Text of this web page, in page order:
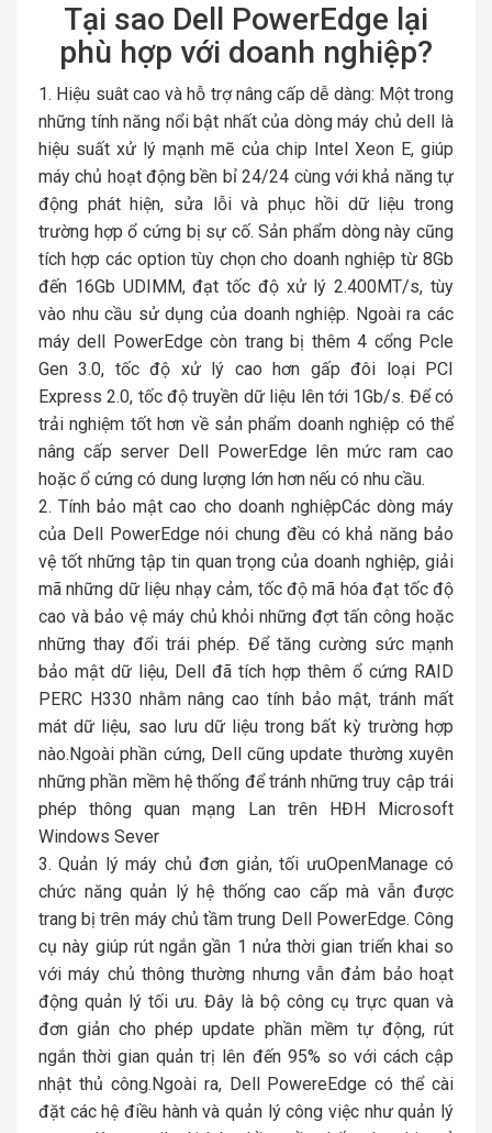
Tại sao Dell PowerEdge lại
phù hợp với doanh nghiệp?
Hiệu suât cao và hỗ trợ nâng cấp dễ dàng: Một trong
những tính năng nổi bật nhất của dòng máy chủ dell là
hiệu suất xử lý mạnh mẽ của chip Intel Xeon E, giúp
máy chủ hoạt động bền bỉ 24/24 cùng với khả năng tự
động phát hiện, sửa lỗi và phục hồi dữ liệu trong
trường hợp ổ cứng bị sự cố. Sản phẩm dòng này cũng
tích hợp các option tùy chọn cho doanh nghiệp từ 8Gb
đến 16Gb UDIMM, đạt tốc độ xử lý 2.400MT/s, tùy
vào nhu cầu sử dụng của doanh nghiệp. Ngoài ra các
máy dell PowerEdge còn trang bị thêm 4 cổng Pcle
Gen 3.0, tốc độ xử lý cao hơn gấp đôi loại PCI
Express 2.0, tốc độ truyền dữ liệu lên tới 1Gb/s. Để có
trải nghiệm tốt hơn về sản phẩm doanh nghiệp có thể
nâng cấp server Dell PowerEdge lên mức ram cao
hoặc ổ cứng có dung lượng lớn hơn nếu có nhu cầu.
Tính bảo mật cao cho doanh nghiệpCác dòng máy
của Dell PowerEdge nói chung đều có khả năng bảo
vệ tốt những tập tin quan trọng của doanh nghiệp, giải
mã những dữ liệu nhạy cảm, tốc độ mã hóa đạt tốc độ
cao và bảo vệ máy chủ khỏi những đợt tấn công hoặc
những thay đổi trái phép. Để tăng cường sức mạnh
bảo mật dữ liệu, Dell đã tích hợp thêm ổ cứng RAID
PERC H330 nhằm nâng cao tính bảo mật, tránh mất
mát dữ liệu, sao lưu dữ liệu trong bất kỳ trường hợp
nào.Ngoài phần cứng, Dell cũng update thường xuyên
những phần mềm hệ thống để tránh những truy cập trái
phép thông quan mạng Lan trên HĐH Microsoft
Windows Sever
Quản lý máy chủ đơn giản, tối ưuOpenManage có
chức năng quản lý hệ thống cao cấp mà vẫn được
trang bị trên máy chủ tầm trung Dell PowerEdge. Công
cụ này giúp rút ngắn gần 1 nửa thời gian triển khai so
với máy chủ thông thường nhưng vẫn đảm bảo hoạt
động quản lý tối ưu. Đây là bộ công cụ trực quan và
đơn giản cho phép update phần mềm tự động, rút
ngắn thời gian quản trị lên đến 95% so với cách cập
nhật thủ công.Ngoài ra, Dell PowereEdge có thể cài
đặt các hệ điều hành và quản lý công việc như quản lý